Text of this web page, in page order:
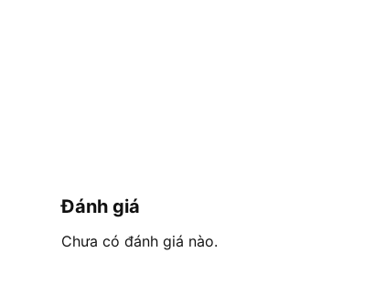
Đánh giá
Chưa có đánh giá nào.